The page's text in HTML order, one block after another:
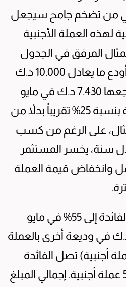
من تضخم جامح سيجعل
لهذه العملة الأجنبية
المرفق في الجدول
أن المستثمر الكويتي أودع ما يعادل 10.000 د.ك
في مايو 2023، واسترجعها 7.430 د.ك في مايو
2024، بمحصلة خسارة بنسبة 25% تقريباً بدلاً من
على الرغم من كسب
(20%) خلال سنة، يخسر المستثمر
وانخفاض قيمة العملة
بافتراض ارتفاع سعر الفائدة إلى 55% في مايو
وإيداع 10.000 د.ك في وديعة أخرى بالعملة
(1.050.000 عملة أجنبية) تصل الفائدة
المكتسبة إلى 577.500 عملة أجنبية. إجمالي المبلغ